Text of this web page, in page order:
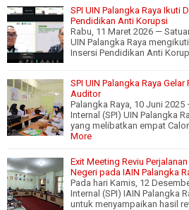
SPI UIN Palangka Raya Ikuti
Pendidikan Anti Korupsi
Rabu, 11 Maret 2026 —
UIN Palangka Raya
Insersi Pendidikan Anti
SPI UIN Palangka Raya
Auditor
Palangka Raya, 10 Juni
Internal (SPI) UIN Palangka
yang melibatkan empat
More
Exit Meeting Reviu
Negeri pada IAIN Palangka
Pada hari Kamis, 12
Internal (SPI) IAIN Palangka
untuk menyampaikan hasil